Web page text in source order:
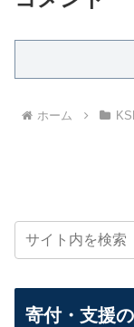
ホーム
寄付・支援